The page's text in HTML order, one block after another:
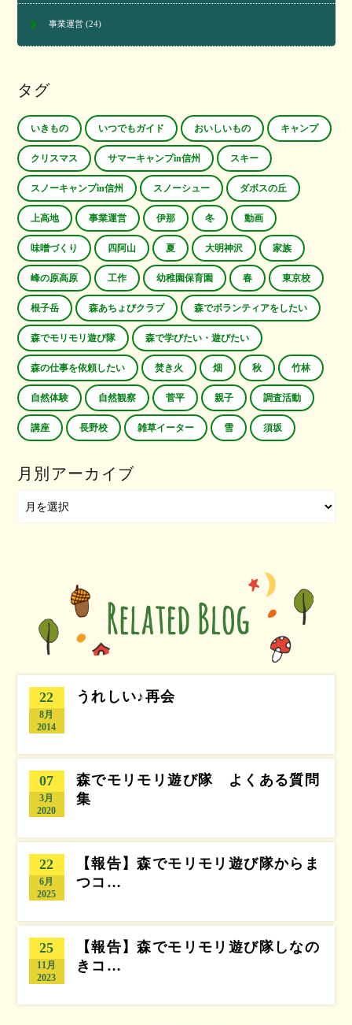
事業運営(24)
タグ
いきもの いつでもガイド おいしいもの キャンプ
クリスマス サマーキャンプin信州 スキー
スノーキャンプin信州 スノーシュー ダボスの丘
上高地 事業運営 伊那 冬 動画
味噌づくり 四阿山 夏 大明神沢 家族
峰の原高原 工作 幼稚園保育園 春 東京校
根子岳 森あちょびクラブ 森でボランティアをしたい
森でモリモリ遊び隊 森で学びたい・遊びたい
森の仕事を依頼したい 焚き火 畑 秋 竹林
自然体験 自然観察 菅平 親子 調査活動
講座 長野校 雑草イーター 雪 須坂
月別アーカイブ
22
8月
2014
うれしい♪再会
07
3月
2020
森でモリモリ遊び隊 よくある質問
集
22
6月
2025
【報告】森でモリモリ遊び隊からま
つコ…
25
11月
2023
【報告】森でモリモリ遊び隊しなの
きコ…